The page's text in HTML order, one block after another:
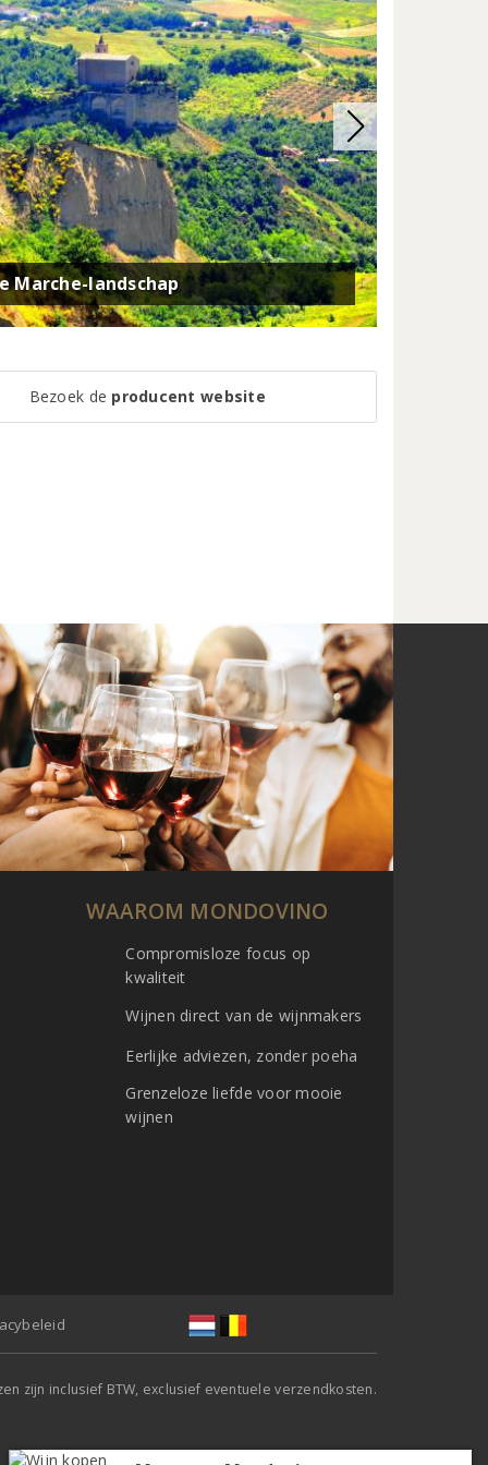
Marche-landschap
Bezoek de producent website
WAAROM MONDOVINO
Compromisloze focus op
kwaliteit
Wijnen direct van de wijnmakers
Eerlijke adviezen, zonder poeha
Grenzeloze liefde voor mooie
wijnen
zijn inclusief BTW, exclusief eventuele verzendkosten.